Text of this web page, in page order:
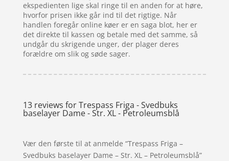
ekspedienten lige skal ringe til en anden for at høre,
hvorfor prisen ikke går ind til det rigtige. Når
handlen foregår online køer er en saga blot, her er
det direkte til kassen og betale med det samme, så
undgår du skrigende unger, der plager deres
forældre om slik og søde sager.
13 reviews forTrespass Friga - Svedbuks
baselayer Dame - Str. XL - Petroleumsblå
Vær den første til at anmelde “Trespass Friga –
Svedbuks baselayer Dame – Str. XL – Petroleumsblå”